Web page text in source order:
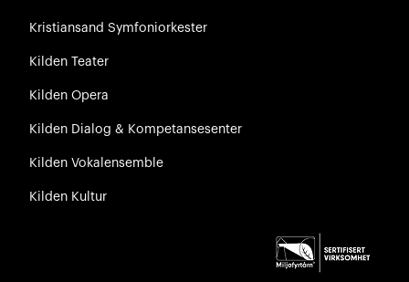
Kristiansand Symfoniorkester
Kilden Teater
Kilden Opera
Kilden Dialog & Kompetansesenter
Kilden Vokalensemble
Kilden Kultur